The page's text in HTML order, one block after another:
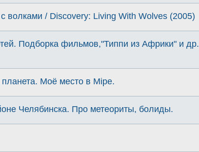
волками / Discovery: Living With Wolves (2005)
Подборка фильмов,"Типпи из Африки" и др.
планета. Моё место в Мiре.
Челябинска. Про метеориты, болиды.